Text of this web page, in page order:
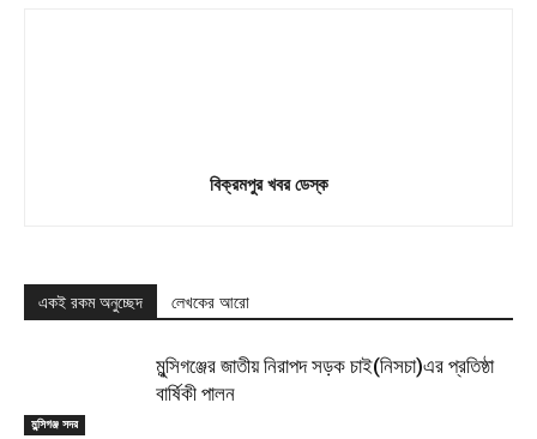
বিক্রমপুর খবর ডেস্ক
একই রকম অনুচ্ছেদ লেখকের আরো
মুন্সিগঞ্জ সদর
মুন্সিগঞ্জের জাতীয় নিরাপদ সড়ক চাই(নিসচা)এর প্রতিষ্ঠা
বার্ষিকী পালন